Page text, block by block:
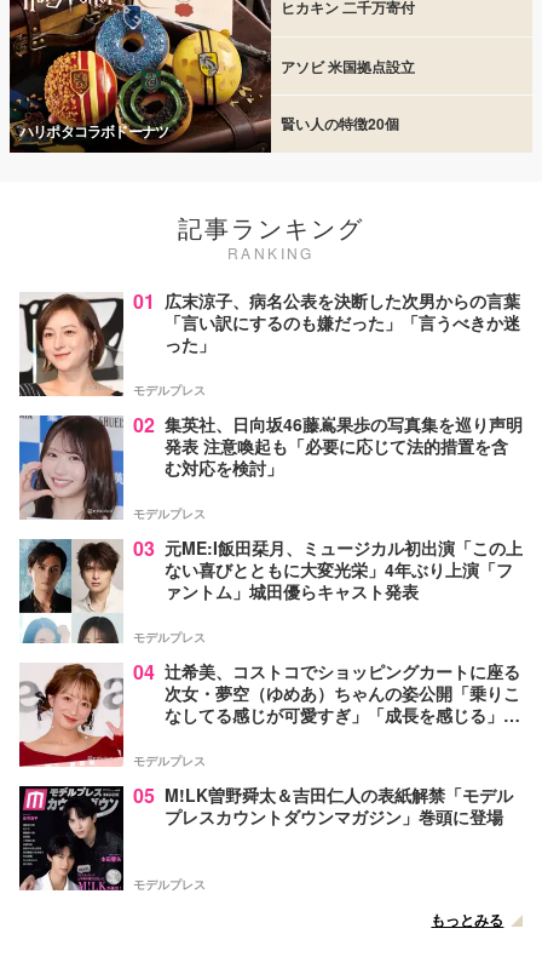
ハリポタコラボドーナツ
ヒカキン 二千万寄付
アソビ 米国拠点設立
賢い人の特徴20個
記事ランキング
RANKING
01 広末涼子、病名公表を決断した次男からの言葉
「言い訳にするのも嫌だった」「言うべきか迷
った」
モデルプレス
02 集英社、日向坂46藤嶌果歩の写真集を巡り声明
発表 注意喚起も「必要に応じて法的措置を含
む対応を検討」
モデルプレス
03 元ME:I飯田栞月、ミュージカル初出演「この上
ない喜びとともに大変光栄」4年ぶり上演「フ
ァントム」城田優らキャスト発表
モデルプレス
04 辻希美、コストコでショッピングカートに座る
次女・夢空（ゆめあ）ちゃんの姿公開「乗りこ
なしてる感じが可愛すぎ」「成長を感じる」の
モデルプレス
05 M!LK曽野舜太＆吉田仁人の表紙解禁「モデル
プレスカウントダウンマガジン」巻頭に登場
モデルプレス
もっとみる